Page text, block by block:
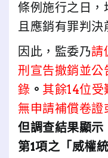
條例施行之日，
且應銷有罪判決
因此，監委乃請
刑宣告撤銷並公
錄 。 其餘14位
無申請補償卷證
但調查結果顯
第1項之「威權